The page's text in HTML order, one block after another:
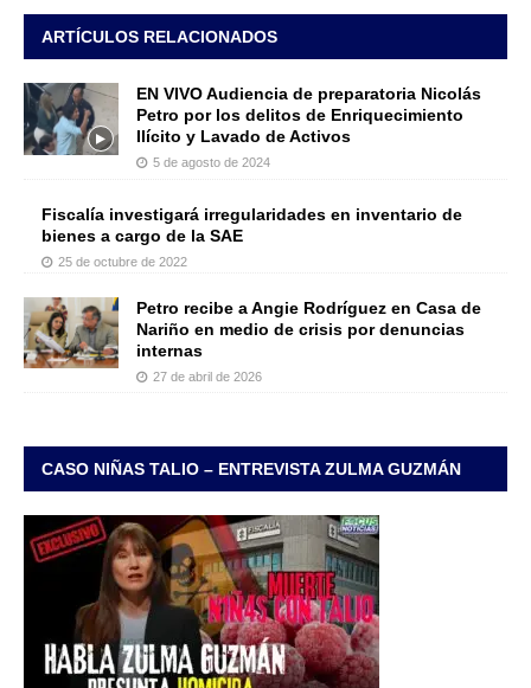
ARTÍCULOS RELACIONADOS
EN VIVO Audiencia de preparatoria Nicolás
Petro por los delitos de Enriquecimiento
Ilícito y Lavado de Activos
5 de agosto de 2024
Fiscalía investigará irregularidades en inventario de
bienes a cargo de la SAE
25 de octubre de 2022
Petro recibe a Angie Rodríguez en Casa de
Nariño en medio de crisis por denuncias
internas
27 de abril de 2026
CASO NIÑAS TALIO – ENTREVISTA ZULMA GUZMÁN